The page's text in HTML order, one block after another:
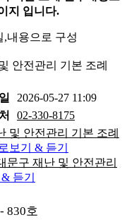
지 입니다.
내용으로 구성
안전관리 기본 조례
2026-05-27 11:09
02-330-8175
및 안전관리 기본 조례
보기 & 듣기
문구 재난 및 안전관리
듣기
830호